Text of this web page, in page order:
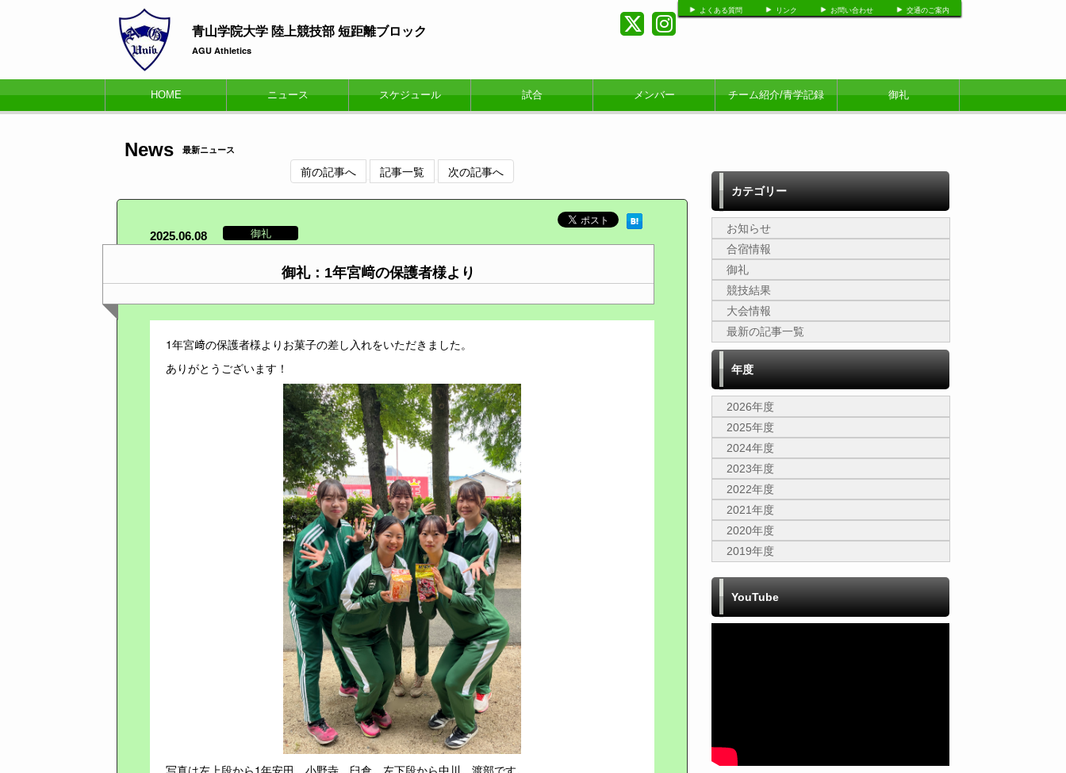
よくある質問 リンク お問い合わせ 交通のご案内
青山学院大学 陸上競技部 短距離ブロック
AGU Athletics
HOME ニュース スケジュール 試合 メンバー チーム紹介/青学記録 御礼
News 最新ニュース
前の記事へ 記事一覧 次の記事へ
2025.06.08 御礼
御礼：1年宮﨑の保護者様より
1年宮﨑の保護者様よりお菓子の差し入れをいただきました。
ありがとうございます！
カテゴリー
お知らせ
合宿情報
御礼
競技結果
大会情報
最新の記事一覧
年度
2026年度
2025年度
2024年度
2023年度
2022年度
2021年度
2020年度
2019年度
YouTube